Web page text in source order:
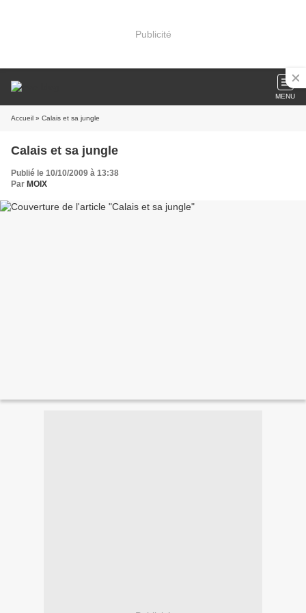
Publicité
MENU
Accueil » Calais et sa jungle
Calais et sa jungle
Publié le 10/10/2009 à 13:38
Par MOIX